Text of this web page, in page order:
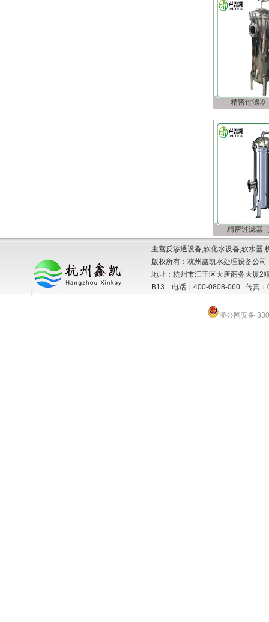
精密过滤器
精密过滤器
主营反渗透设备,软化水设备,软水器
版权所有：杭州鑫凯水处理设备公
地址：杭州市江干区大唐商务大厦2
B13 电话：400-0808-060 传真：
浙公网安备